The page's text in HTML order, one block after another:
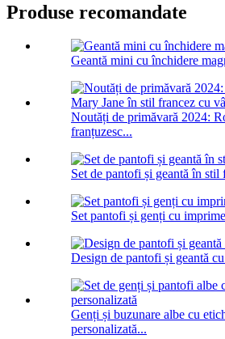
Produse recomandate
Geantă mini cu închidere
Noutăți de primăvară 2024:
franțuzesc...
Set de pantofi și geantă în stil
Set pantofi și genți cu
Design de pantofi și geantă
Genți și buzunare albe cu
personalizată...